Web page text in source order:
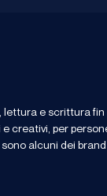
e scrittura
creativi, per
alcuni dei